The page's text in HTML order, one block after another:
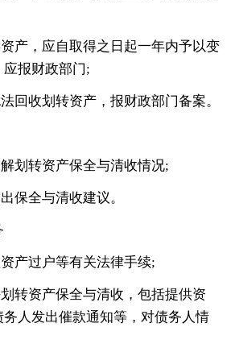
产，应自取得之日起一年内予以变
报财政部门;
回收划转资产，报财政部门备案。
划转资产保全与清收情况;
保全与清收建议。
产过户等有关法律手续;
转资产保全与清收，包括提供资
人发出催款通知等，对债务人情